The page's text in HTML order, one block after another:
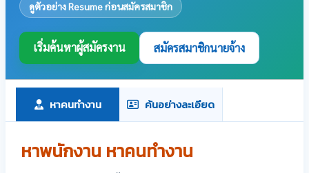
ดูตัวอย่าง Resume ก่อนสมัครสมาชิก
เริ่มค้นหาผู้สมัครงาน สมัครสมาชิกนายจ้าง
หาคนทำงาน ค้นอย่างละเอียด
หาพนักงาน หาคนทำงาน